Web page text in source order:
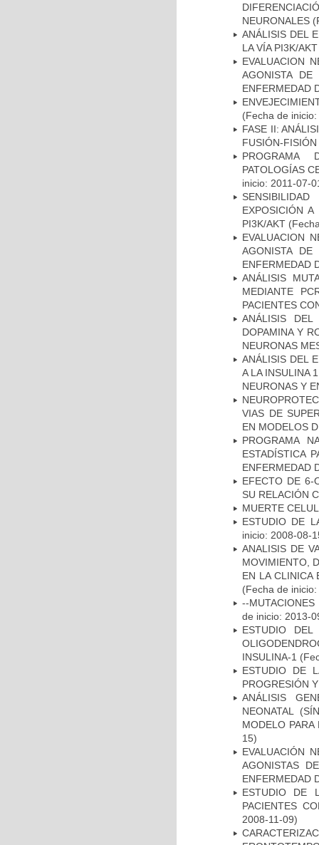
NEURONALES
ANÁLISIS DEL
LA VÍA PI3K/
EVALUACION
AGONISTA
ENFERMEDAD
(Fecha de
FASE II:
FUSIÓN-
PROGRAMA
PATOLOGÍAS
inicio: 2011-07-
EXPOSICIÓN
PI3K/AKT
EVALUACION
AGONISTA
ENFERMEDAD
ANÁLISIS
MEDIANTE
PACIENTES
ANÁLISIS
DOPAMINA Y
NEURONAS
ANÁLISIS DEL
A LA INSULINA
NEURONAS Y
VIAS DE
EN MODELOS
PROGRAMA
ESTADÍSTICA
ENFERMEDAD
EFECTO DE 6-
SU RELACIÓN
MUERTE
ESTUDIO DE
inicio: 2008-08-
ANALISIS DE
MOVIMIENTO,
EN LA CLINICA
(Fecha de
--
de inicio: 2013-
ESTUDIO
INSULINA-1
ESTUDIO DE
PROGRESIÓN
ANÁLISIS
NEONATAL
MODELO
15)
EVALUACIÓN
AGONISTAS
ENFERMEDAD
ESTUDIO DE
PACIENTES
2008-11-09)